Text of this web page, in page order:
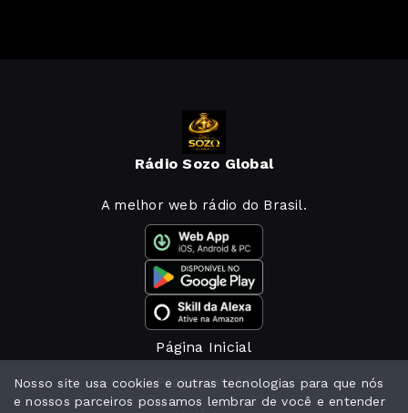
Rádio Sozo Global
A melhor web rádio do Brasil.
Página Inicial
Programação
Nosso site usa cookies e outras tecnologias para que nós
e nossos parceiros possamos lembrar de você e entender